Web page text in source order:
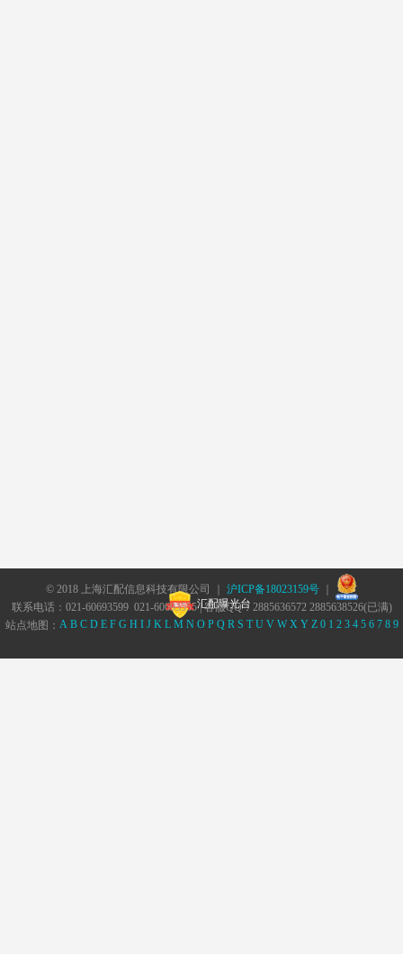
© 2018 上海汇配信息科技有限公司 ｜ 沪ICP备18023159号｜
汇配曝光台
联系电话：021-60693599 021-60693555 | 客服QQ：2885636572 2885638526(已满)
站点地图： A B C D E F G H I J K L M N O P Q R S T U V W X Y Z 0 1 2 3 4 5 6 7 8 9